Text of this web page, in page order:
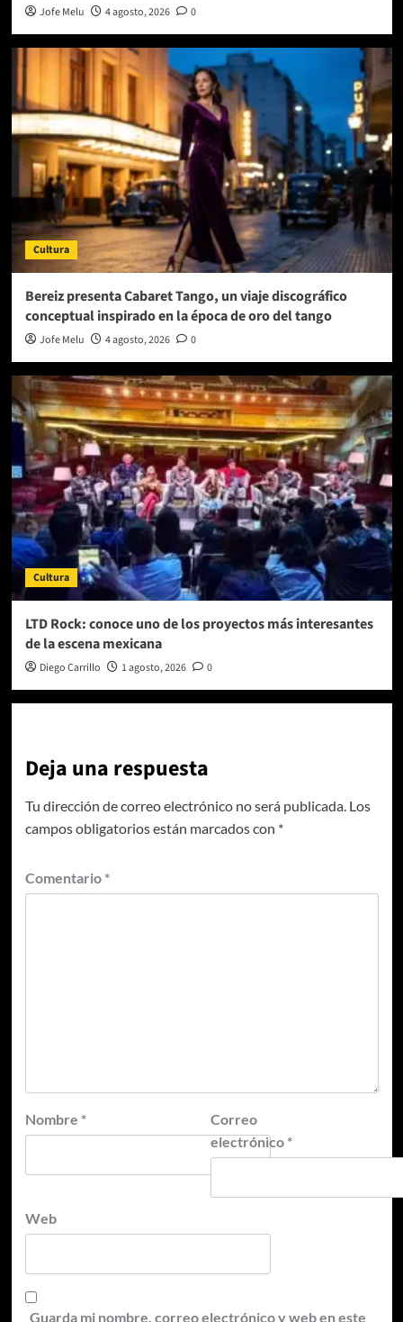
Jofe Melu 4 agosto, 2026 0
Cultura
Bereiz presenta Cabaret Tango, un viaje discográfico
conceptual inspirado en la época de oro del tango
Jofe Melu 4 agosto, 2026 0
Cultura
LTD Rock: conoce uno de los proyectos más interesantes
de la escena mexicana
Diego Carrillo 1 agosto, 2026 0
Deja una respuesta
Tu dirección de correo electrónico no será publicada. Los
campos obligatorios están marcados con *
Comentario *
Nombre *
Correo
electrónico *
Web
Guarda mi nombre, correo electrónico y web en este